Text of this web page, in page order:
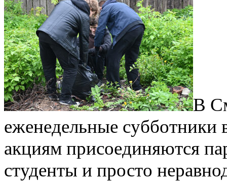
В
еженедельные субботники
акциям присоединяются
студенты и просто